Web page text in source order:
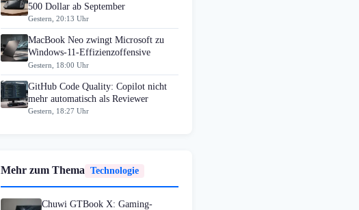
500 Dollar ab September
Gestern, 20:13 Uhr
MacBook Neo zwingt Microsoft zu
Windows-11-Effizienzoffensive
Gestern, 18:00 Uhr
GitHub Code Quality: Copilot nicht
mehr automatisch als Reviewer
Gestern, 18:27 Uhr
Mehr zum Thema Technologie
Chuwi GTBook X: Gaming-